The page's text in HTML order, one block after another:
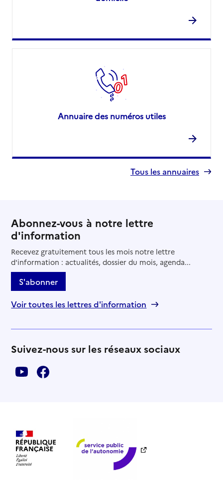
Annuaire des numéros utiles
Tous les annuaires
Abonnez-vous à notre lettre
d'information
Recevez gratuitement tous les mois notre lettre
d'information : actualités, dossier du mois, agenda...
S'abonner
Voir toutes les lettres d'information
Suivez-nous sur les réseaux sociaux